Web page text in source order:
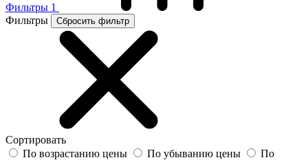
Фильтры 1
Фильтры
Сбросить фильтр
Сортировать
По возрастанию цены
По убыванию цены
По